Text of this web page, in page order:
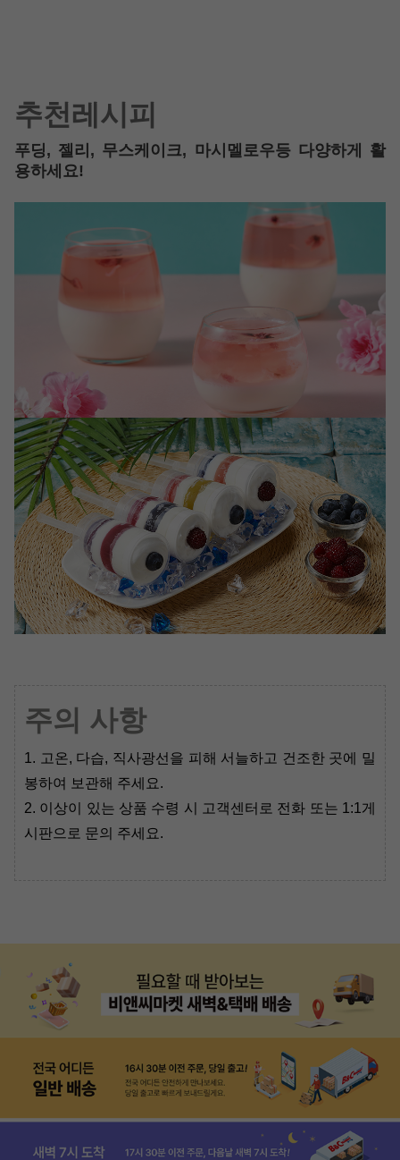
추천레시피
푸딩, 젤리, 무스케이크, 마시멜로우등 다양하게 활
용하세요!
주의 사항
1. 고온, 다습, 직사광선을 피해 서늘하고 건조한 곳에 밀
봉하여 보관해 주세요.
2. 이상이 있는 상품 수령 시 고객센터로 전화 또는 1:1게
시판으로 문의 주세요.